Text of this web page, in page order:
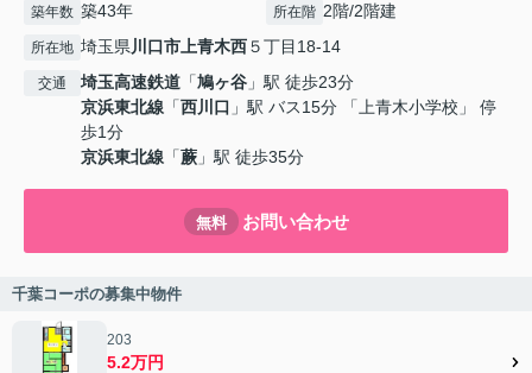
築年数 築43年 所在階 2階/2階建
所在地 埼玉県川口市上青木西５丁目18-14
交通 埼玉高速鉄道 「鳩ヶ谷 」駅 徒歩23分
京浜東北線 「西川口 」駅 バス15分 「上青木小学校」 停
歩1分
京浜東北線 「蕨 」駅 徒歩35分
無料 お問い合わせ
千葉コーポの募集中物件
203
5.2万円